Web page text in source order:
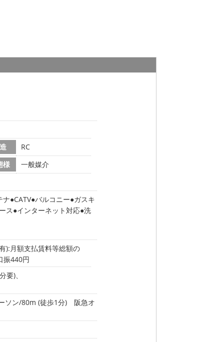
RC
様
一般媒介
ナ CATV バルコニー ガスキ
ス インターネット対応 洗
):月額支払賃料等総額の
振440円
)、
ソン/80m (徒歩1分)
阪急オ